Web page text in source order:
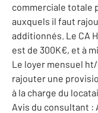
commerciale totale
auxquels il faut
additionnés. Le CA
est de 300K€, et à
Le loyer mensuel
rajouter une
à la charge du
Avis du consultant :